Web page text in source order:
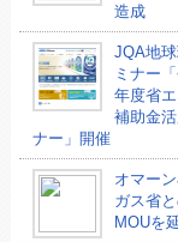
造成
JQA地
ミナー
年度省
補助金活
ナー」開催
オマーン
ガス省
MOUを